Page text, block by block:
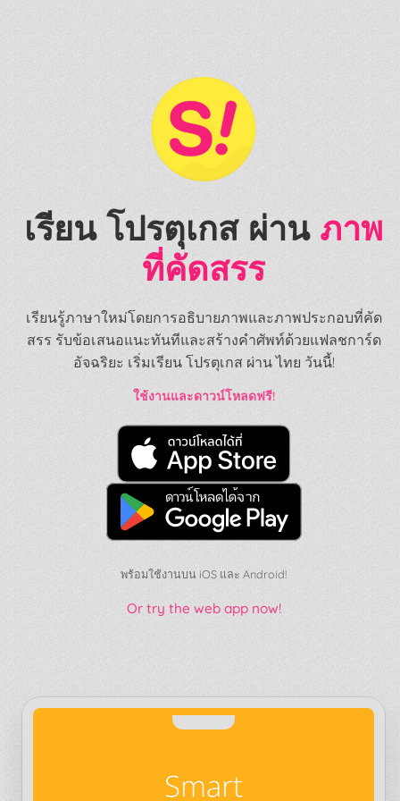
เรียน โปรตุเกส ผ่านภาพ
ที่คัดสรร
เรียนรู้ภาษาใหม่โดยการอธิบายภาพและภาพประกอบที่คัด
สรร รับข้อเสนอแนะทันทีและสร้างคำศัพท์ด้วยแฟลชการ์ด
อัจฉริยะ เริ่มเรียน โปรตุเกส ผ่าน ไทย วันนี้!
ใช้งานและดาวน์โหลดฟรี!
พร้อมใช้งานบน iOS และ Android!
Or try the web app now!